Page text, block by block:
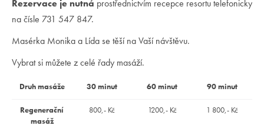
Rezervace je nutná prostřednictvím recepce resortu telefonicky
na čísle 731 547 847.
Masérka Monika a Lída se těší na Vaší návštěvu.
Vybrat si můžete z celé řady masáží.
Druh masáže 30 minut 60 minut 90 minut
Regenerační
masáž
800,- Kč 1200,- Kč 1 800,- Kč